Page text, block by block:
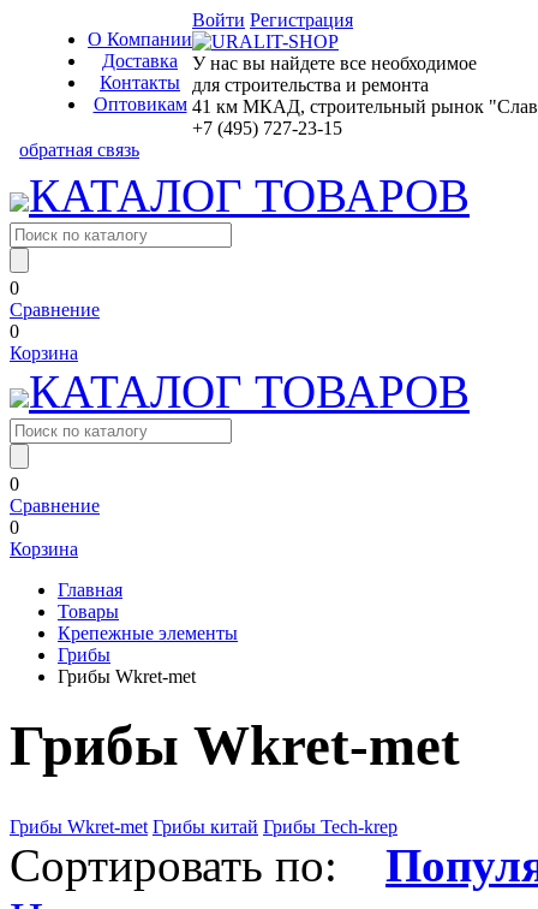
О Компании
Доставка
Контакты
Оптовикам
Войти Регистрация
У нас вы найдете все необходимое
для строительства и ремонта
41 км МКАД, строительный рынок
+7 (495) 727-23-15
обратная связь
КАТАЛОГ ТОВАРОВ
0
Сравнение
0
Корзина
КАТАЛОГ ТОВАРОВ
0
Сравнение
0
Корзина
Главная
Товары
Крепежные элементы
Грибы
Грибы Wkret-met
Грибы Wkret-met
Грибы Wkret-met Грибы китай Грибы Tech-krep
Сортировать по: